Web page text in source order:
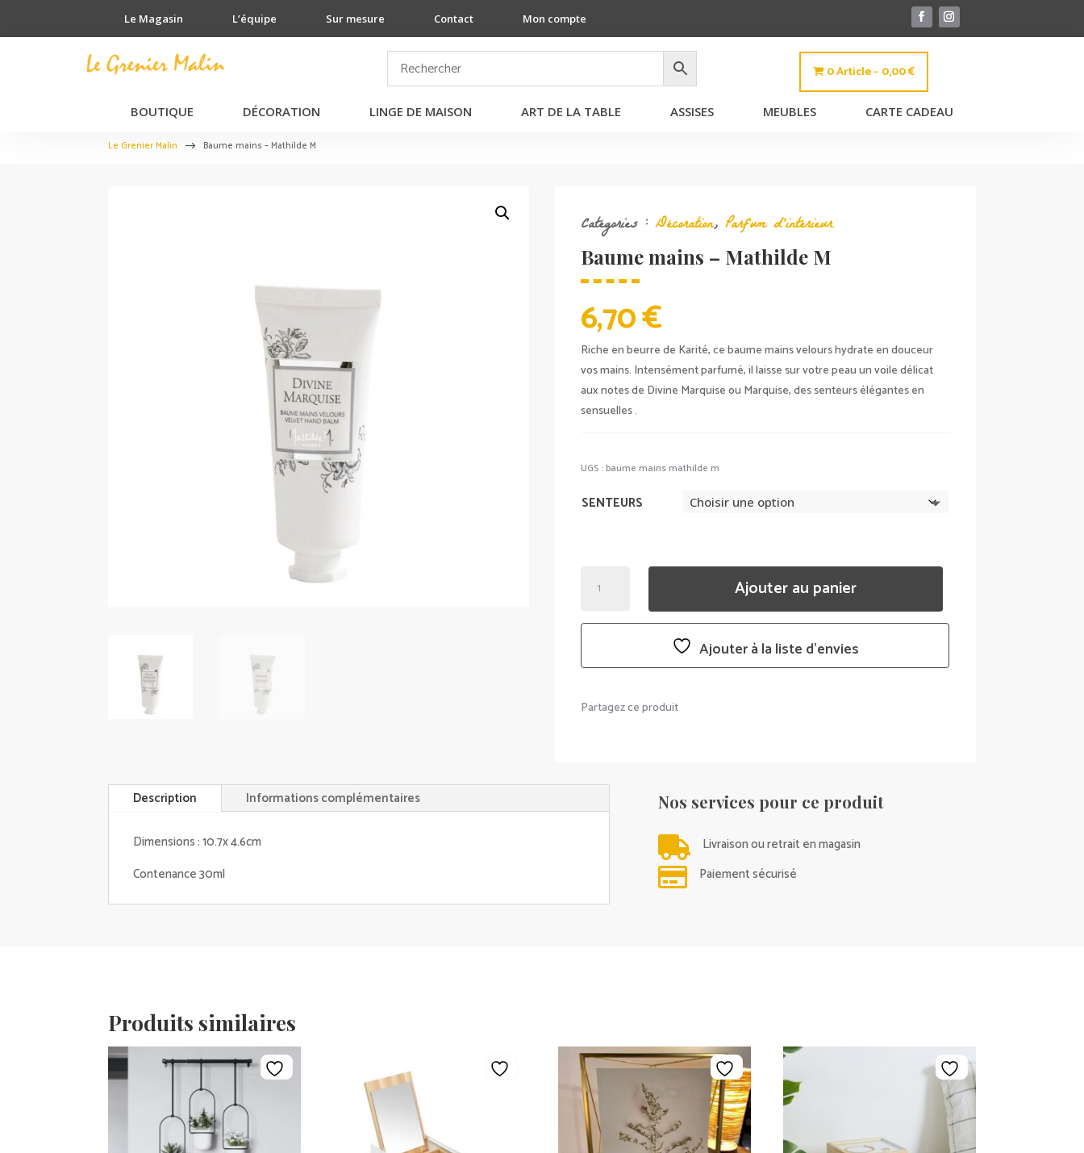
Le Magasin L’équipe Sur mesure Contact Mon compte
0 Article 0,00 €
BOUTIQUE DÉCORATION LINGE DE MAISON ART DE LA TABLE ASSISES MEUBLES CARTE CADEAU
Le Grenier Malin $ Baume mains – Mathilde M
Catégories :Décoration,Parfum d'intérieur
Baume mains – Mathilde M
6,70€
Riche en beurre de Karité, ce baume mains velours hydrate en douceur
vos mains. Intensément parfumé, il laisse sur votre peau un voile délicat
aux notes de Divine Marquise ou Marquise, des senteurs élégantes en
sensuelles .
UGS : baume mains mathilde m
SENTEURS
Ajouter au panier
Ajouter à la liste d’envies
Partagez ce produit
Description Informations complémentaires
Dimensions : 10.7x 4.6cm
Contenance 30ml
Nos services pour ce produit
 Livraison ou retrait en magasin
 Paiement sécurisé
Produits similaires